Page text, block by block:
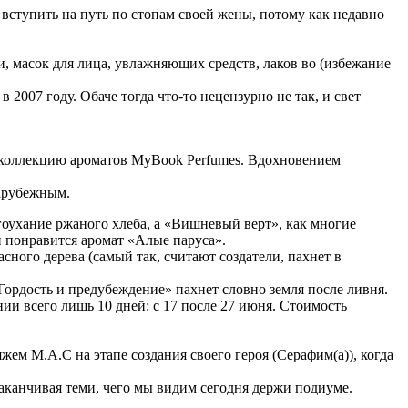
на путь по стопам своей жены, потому как недавно
масок для лица, увлажняющих средств, лаков во (избежание
году. Обаче тогда что-то нецензурно не так, и свет
ароматов MyBook Perfumes. Вдохновением
ржаного хлеба, а «Вишневый верт», как многие
понравится аромат «Алые паруса».
дерева (самый так, считают создатели, пахнет в
и предубеждение» пахнет словно земля после ливня.
всего лишь 10 дней: с 17 после 27 июня. Стоимость
M.A.C на этапе создания своего героя (Серафим(а)), когда
теми, чего мы видим сегодня держи подиуме.